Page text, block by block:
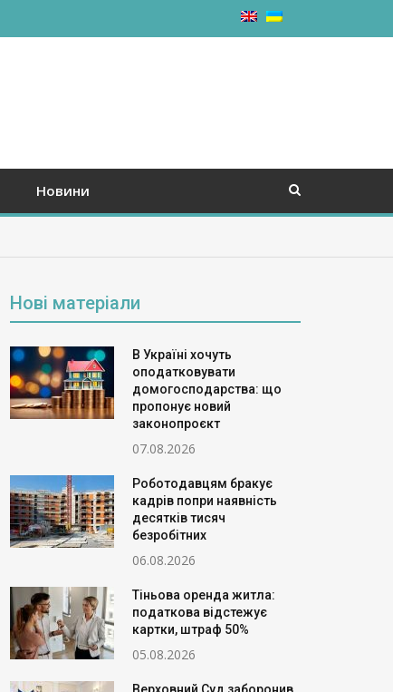
Новини
Нові матеріали
В Україні хочуть
оподатковувати
домогосподарства: що
пропонує новий
законопроєкт
07.08.2026
Роботодавцям бракує
кадрів попри наявність
десятків тисяч
безробітних
06.08.2026
Тіньова оренда житла:
податкова відстежує
картки, штраф 50%
05.08.2026